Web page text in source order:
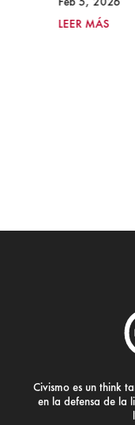
LEER MÁS
Civismo es un think
en la defensa de la